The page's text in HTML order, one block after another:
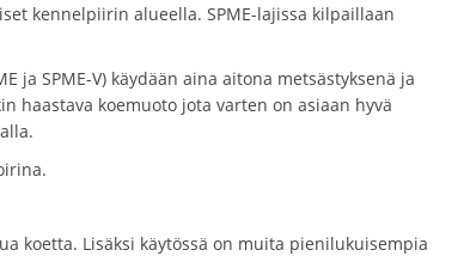
kennelpiirin alueella. SPME-lajissa kilpaillaan
ja SPME-V) käydään aina aitona metsästyksenä ja
haastava koemuoto jota varten on asiaan hyvä
koetta. Lisäksi käytössä on muita pienilukuisempia